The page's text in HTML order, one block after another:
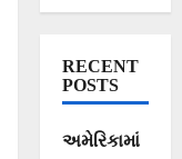
RECENT
POSTS
અમેરિકામાં